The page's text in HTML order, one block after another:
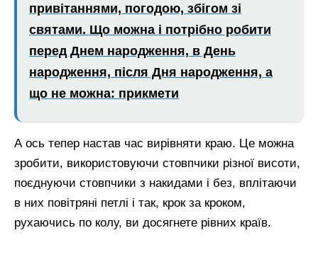
привітаннями, погодою, збігом зі
святами. Що можна і потрібно робити
перед Днем народження, в День
народження, після Дня народження, а
що не можна: прикмети
А ось тепер настав час вирівняти краю. Це можна
зробити, використовуючи стовпчики різної висоти,
поєднуючи стовпчики з накидами і без, вплітаючи
в них повітряні петлі і так, крок за кроком,
рухаючись по колу, ви досягнете рівних країв.